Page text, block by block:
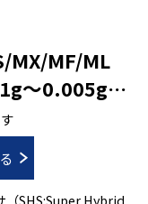
MX/MF/ML
～0.005g
（SHS:Super Hybrid